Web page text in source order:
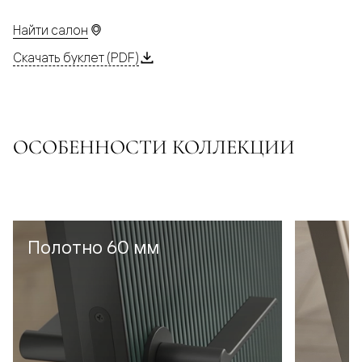
Найти салон
Скачать буклет (PDF)
ОСОБЕННОСТИ КОЛЛЕКЦИИ
Полотно 60 мм